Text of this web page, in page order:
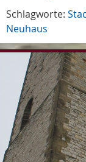
Schlagworte:
Neuhaus